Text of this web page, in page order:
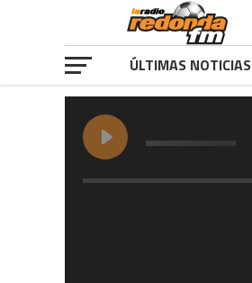
ÚLTIMAS NOTICIAS